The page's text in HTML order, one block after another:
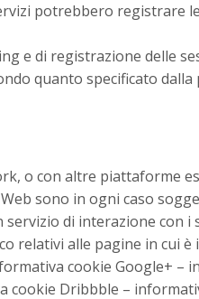
potrebbero registrare
e di registrazione delle
quanto specificato
o con altre piattaforme
sono in ogni caso
di interazione con i
relativi alle pagine in cui è
cookie Google+ –
cookie Dribbble –